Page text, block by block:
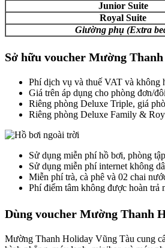
Junior Suite
Royal Suite
Giường phụ (Extra
Sở hữu voucher Mường
Phí dịch vụ và thuế VAT và không
Giá trên áp dụng cho phòng đơn/
Riêng phòng Deluxe Triple, giá
Riêng phòng Deluxe Family &
Sử dụng miễn phí hồ bơi, phòng
Sử dụng miễn phí internet không
Miễn phí trà, cà phê và 02 chai
Phí điểm tâm không được hoàn trả
Dùng voucher Mường Thanh
Mường Thanh Holiday Vũng Tàu cung